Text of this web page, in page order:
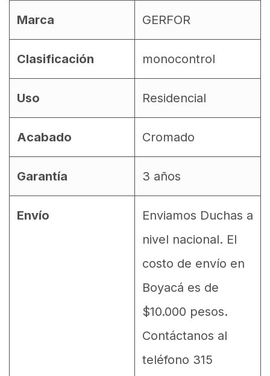
Marca GERFOR
Clasificación monocontrol
Uso Residencial
Acabado Cromado
Garantía 3 años
Envío
Enviamos Duchas a
nivel nacional. El
costo de envío en
Boyacá es de
$10.000 pesos.
Contáctanos al
teléfono 315